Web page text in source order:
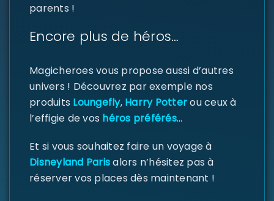
ou e-mail
de passe*
DE PASSE PERDU ?
parents !
Encore plus de héros…
Magicheroes vous propose aussi d’autres
univers ! Découvrez par exemple nos
produits Loungefly,Harry Potterou ceux à
l’effigie de vos héros préférés…
Et si vous souhaitez faire un voyage à
Disneyland Parisalors n’hésitez pas à
réserver vos places dès maintenant !